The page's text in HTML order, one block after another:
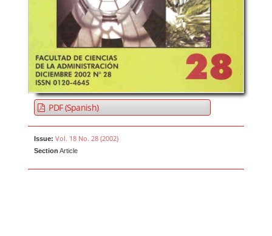
PDF (Spanish)
Issue: Vol. 18 No. 28 (2002)
Section Article